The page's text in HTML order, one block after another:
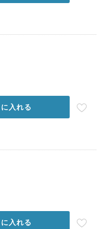
入れる
入れる